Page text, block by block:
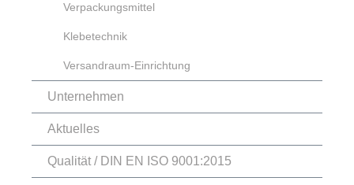
Verpackungsmittel
Klebetechnik
Versandraum-Einrichtung
Unternehmen
Aktuelles
Qualität / DIN EN ISO 9001:2015